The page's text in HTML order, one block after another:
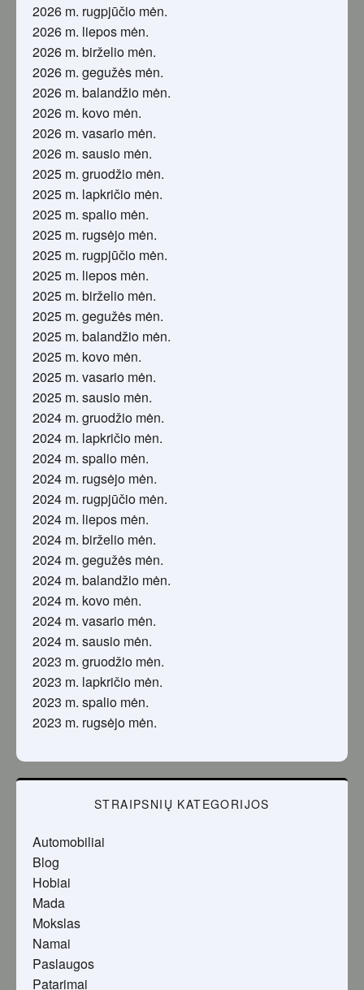
2026 m. rugpjūčio mėn.
2026 m. liepos mėn.
2026 m. birželio mėn.
2026 m. gegužės mėn.
2026 m. balandžio mėn.
2026 m. kovo mėn.
2026 m. vasario mėn.
2026 m. sausio mėn.
2025 m. gruodžio mėn.
2025 m. lapkričio mėn.
2025 m. spalio mėn.
2025 m. rugsėjo mėn.
2025 m. rugpjūčio mėn.
2025 m. liepos mėn.
2025 m. birželio mėn.
2025 m. gegužės mėn.
2025 m. balandžio mėn.
2025 m. kovo mėn.
2025 m. vasario mėn.
2025 m. sausio mėn.
2024 m. gruodžio mėn.
2024 m. lapkričio mėn.
2024 m. spalio mėn.
2024 m. rugsėjo mėn.
2024 m. rugpjūčio mėn.
2024 m. liepos mėn.
2024 m. birželio mėn.
2024 m. gegužės mėn.
2024 m. balandžio mėn.
2024 m. kovo mėn.
2024 m. vasario mėn.
2024 m. sausio mėn.
2023 m. gruodžio mėn.
2023 m. lapkričio mėn.
2023 m. spalio mėn.
2023 m. rugsėjo mėn.
STRAIPSNIŲ KATEGORIJOS
Automobiliai
Blog
Hobiai
Mada
Mokslas
Namai
Paslaugos
Patarimai